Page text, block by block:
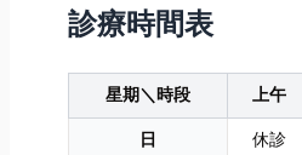
診療時間表
星期＼時段 上午
日
休診